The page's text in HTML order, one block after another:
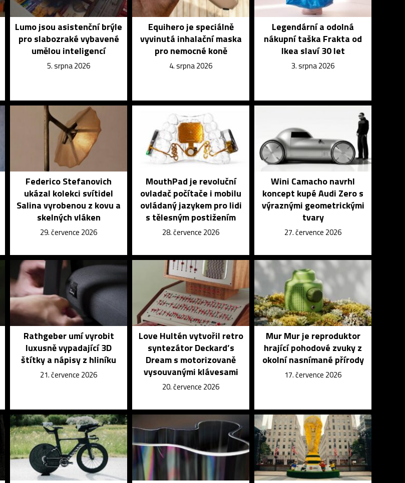
Lumo jsou asistenční brýle
pro slabozraké vybavené
umělou inteligencí
5. srpna 2026
Equihero je speciálně
vyvinutá inhalační maska
pro nemocné koně
4. srpna 2026
Legendární a odolná
nákupní taška Frakta od
Ikea slaví 30 let
3. srpna 2026
Federico Stefanovich
ukázal kolekci svítidel
Salina vyrobenou z kovu a
skelných vláken
29. července 2026
MouthPad je revoluční
ovladač počítače i mobilu
ovládaný jazykem pro lidi
s tělesným postižením
28. července 2026
Wini Camacho navrhl
koncept kupé Audi Zero s
výraznými geometrickými
tvary
27. července 2026
Rathgeber umí vyrobit
luxusně vypadající 3D
štítky a nápisy z hliníku
21. července 2026
Love Hultén vytvořil retro
syntezátor Deckard’s
Dream s motorizovaně
vysouvanými klávesami
20. července 2026
Mur Mur je reproduktor
hrající pohodové zvuky z
okolní nasnímané přírody
17. července 2026